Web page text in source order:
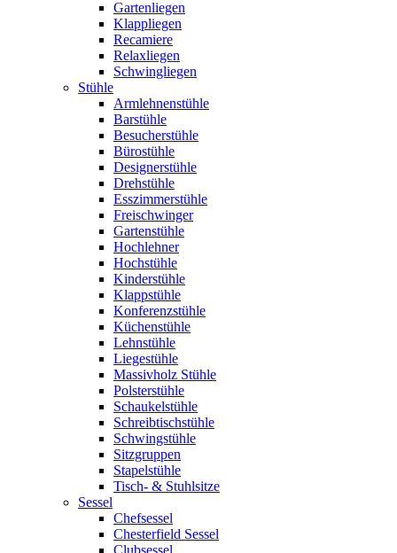
Gartenliegen
Klappliegen
Recamiere
Relaxliegen
Schwingliegen
Stühle
Armlehnenstühle
Barstühle
Besucherstühle
Bürostühle
Designerstühle
Drehstühle
Esszimmerstühle
Freischwinger
Gartenstühle
Hochlehner
Hochstühle
Kinderstühle
Klappstühle
Konferenzstühle
Küchenstühle
Lehnstühle
Liegestühle
Massivholz Stühle
Polsterstühle
Schaukelstühle
Schreibtischstühle
Schwingstühle
Sitzgruppen
Stapelstühle
Tisch- & Stuhlsitze
Sessel
Chefsessel
Chesterfield Sessel
Clubsessel